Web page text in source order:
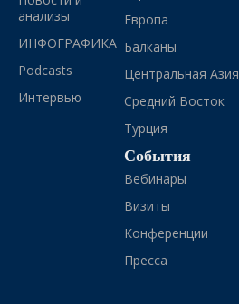
анализы
ИНФОГРАФИКА
Podcasts
Интервью
Европа
Балканы
Центральная Азия
Средний Восток
Турция
События
Вебинары
Визиты
Конференции
Пресса